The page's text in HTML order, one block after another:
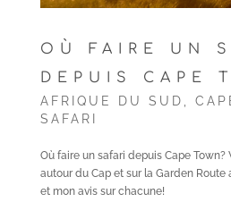
OÙ FAIRE UN
DEPUIS CAPE
AFRIQUE DU SUD
SAFARI
Où faire un safari depuis Cape Town?
autour du Cap et sur la Garden
et mon avis sur chacune!